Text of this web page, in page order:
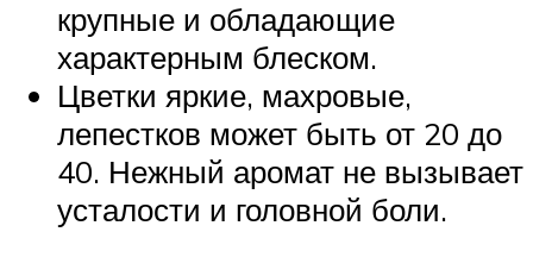
крупные и обладающие
характерным блеском.
Цветки яркие, махровые,
лепестков может быть от 20 до
40. Нежный аромат не вызывает
усталости и головной боли.